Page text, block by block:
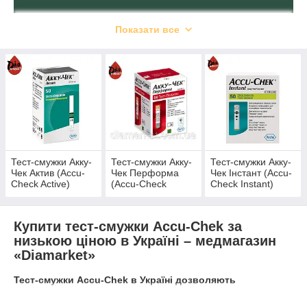
Якісні тест-смужки для
Accu-Chek — надійна
допомога для діабетиків.
Підходять для
глюкометрів різних
моделей. Доступні ціни на
продукцію та вигідні
умови для оптових
покупок.
Перейти в каталог
Найбільш затребувані товари з даної
Показати все
Тест-смужки Акку-
Чек Актив (Accu-
Check Active)
Тест-смужки Акку-
Чек Перформа
(Accu-Check
Тест-смужки Акку-
Чек Інстант (Accu-
Check Instant)
Купити тест-смужки Accu-Chek за
низькою ціною в Україні – медмагазин
«Diamarket»
Тест-смужки Accu-Chek в Україні дозволяють